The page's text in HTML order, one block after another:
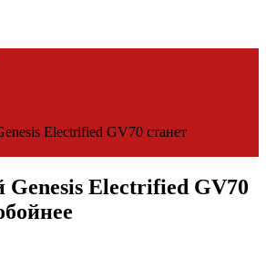
Electrified GV70 станет
Electrified GV70